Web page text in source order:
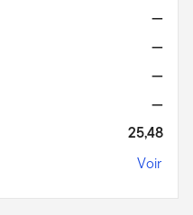
—
—
—
—
25,48
Voir